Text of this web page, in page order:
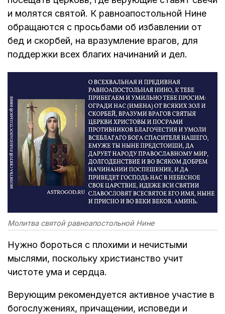
и молятся святой. К равноапостольной Нине
обращаются с просьбами об избавлении от
бед и скорбей, на вразумление врагов, для
поддержки всех благих начинаний и дел.
Молитва святой равноапостольной Нине
Нужно бороться с плохими и нечистыми
мыслями, поскольку христианство учит
чистоте ума и сердца.
Верующим рекомендуется активное участие в
богослужениях, причащении, исповеди и